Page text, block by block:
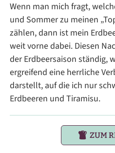
Wenn man mich fragt,
und Sommer zu meinen
zählen, dann ist mein
weit vorne dabei. Diesen
der Erdbeersaison ständig,
ergreifend eine herrliche
darstellt, auf die ich nur
Erdbeeren und Tiramisu.
ZUM